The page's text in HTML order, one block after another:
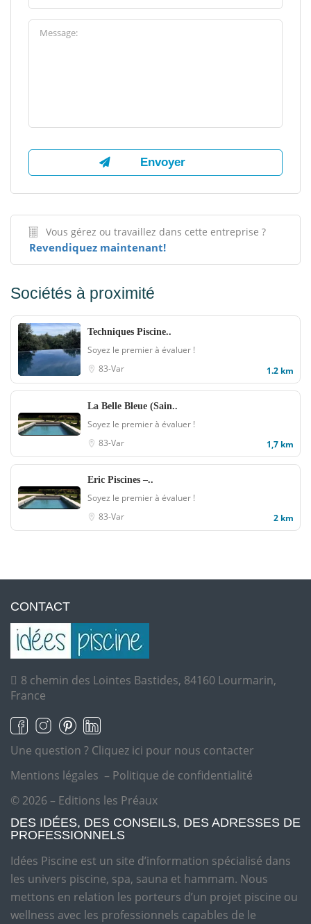
Vous gérez ou travaillez dans cette entreprise ?
Revendiquez maintenant!
Sociétés à proximité
Techniques Piscine..
Soyez le premier à évaluer !
83-Var
1.2 km
La Belle Bleue (Sain..
Soyez le premier à évaluer !
83-Var
1,7 km
Eric Piscines –..
Soyez le premier à évaluer !
83-Var
2 km
CONTACT
8 chemin des Lointes Bastides, 84160 Lourmarin,
France
Une question ? Cliquez ici pour nous contacter
Mentions légales – Politique de confidentialité
© 2026 – Editions les Préaux
DES IDÉES, DES CONSEILS, DES ADRESSES DE
PROFESSIONNELS
Idées Piscine est un site d’information spécialisé dans
les univers piscine, spa, sauna et hammam. Nous
mettons en relation les porteurs d’un projet piscine ou
wellness avec les professionnels capables de le